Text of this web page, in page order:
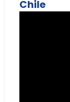
Chile